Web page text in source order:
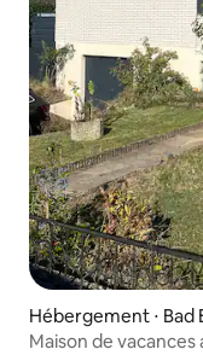
Hébergement ⋅ Bad
Maison de vacances